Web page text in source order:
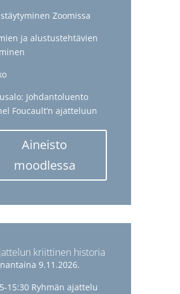
Zoomissa
ja alustustehtävien
Johdantoluento
Foucault’n ajatteluun
Aineisto
moodlessa
kriittinen historia
9.11.2026.
15:30 Ryhmän ajattelu